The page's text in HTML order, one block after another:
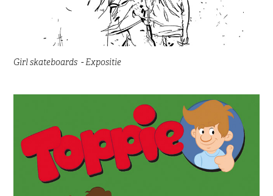
Girl skateboards  - Expositie